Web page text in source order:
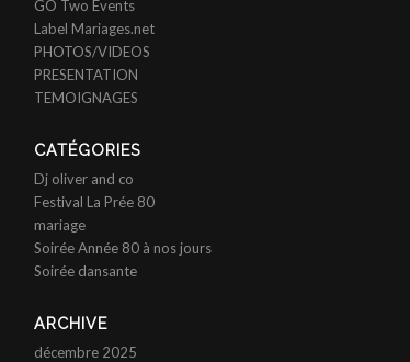
GO Two Events
Label Mariages.net
PHOTOS/VIDEOS
PRESENTATION
TEMOIGNAGES
CATÉGORIES
Dj oliver and co
Festival La Prée 80
mariage
Soirée Année 80 à nos jours
Soirée dansante
ARCHIVE
décembre 2025